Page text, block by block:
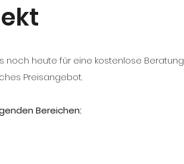
noch heute für eine kostenlose Beratung
Preisangebot.
Bereichen: